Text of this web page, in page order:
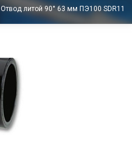
Отвод литой 90° 63 мм ПЭ100 SDR11